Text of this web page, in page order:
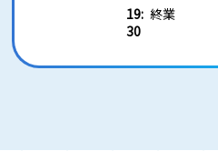
19:
30
終業